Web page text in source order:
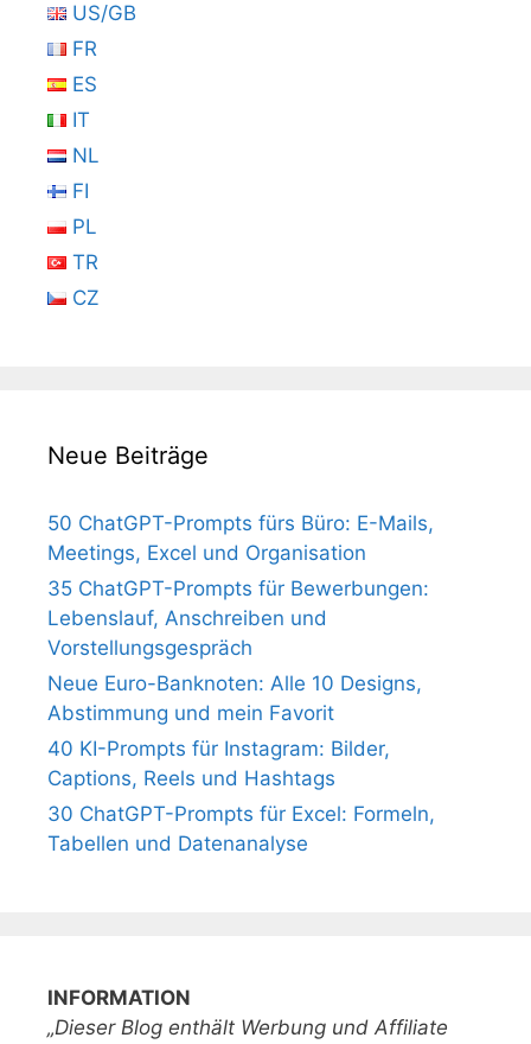
US/GB
FR
ES
IT
NL
FI
PL
TR
CZ
Neue Beiträge
50 ChatGPT-Prompts fürs Büro: E-Mails,
Meetings, Excel und Organisation
35 ChatGPT-Prompts für Bewerbungen:
Lebenslauf, Anschreiben und
Vorstellungsgespräch
Neue Euro-Banknoten: Alle 10 Designs,
Abstimmung und mein Favorit
40 KI-Prompts für Instagram: Bilder,
Captions, Reels und Hashtags
30 ChatGPT-Prompts für Excel: Formeln,
Tabellen und Datenanalyse
INFORMATION
„Dieser Blog enthält Werbung und Affiliate